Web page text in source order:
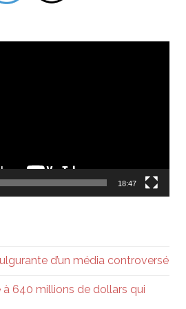
18:47
d’un média controversé
à 640 millions de dollars qui